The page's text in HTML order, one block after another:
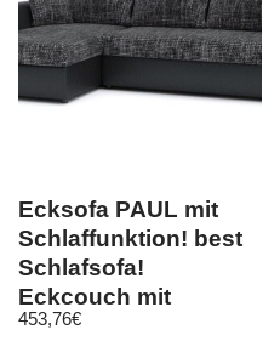
Ecksofa PAUL mit
Schlaffunktion! best
Schlafsofa!
Eckcouch mit
Bettkasten! HIT!
453,76€